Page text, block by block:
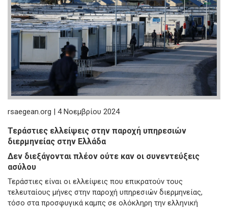
rsaegean.org | 4 Νοεμβρίου 2024
Τεράστιες ελλείψεις στην παροχή υπηρεσιών
διερμηνείας στην Ελλάδα
Δεν διεξάγονται πλέον ούτε καν οι συνεντεύξεις
ασύλου
Τεράστιες είναι οι ελλείψεις που επικρατούν τους
τελευταίους μήνες στην παροχή υπηρεσιών διερμηνείας,
τόσο στα προσφυγικά καμπς σε ολόκληρη την ελληνική